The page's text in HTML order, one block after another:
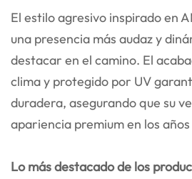
El estilo agresivo inspirado en
una presencia más audaz y
destacar en el camino. El
clima y protegido por UV
duradera, asegurando que su
apariencia premium en los
Lo más destacado de los